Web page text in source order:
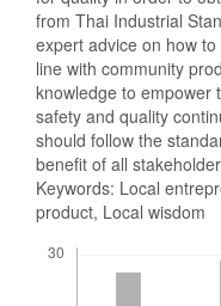
from Thai Industrial
expert advice on how
line with community
knowledge to empower
safety and quality
should follow the
benefit of all
Keywords: Local
product, Local wisdom